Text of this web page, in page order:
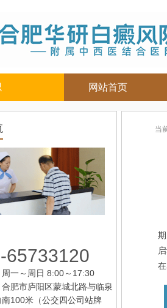
头部
背部
网站首页
65733120
周一～周日 8:00～17:30
肥市庐阳区蒙城北路与临泉
100米（公交四公司站牌
当